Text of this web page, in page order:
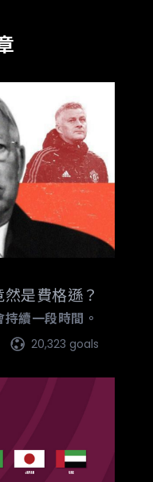
是費格遜？
續一段時間。
20,323 goals